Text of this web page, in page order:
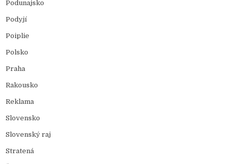
Podunajsko
Podyjí
Poiplie
Polsko
Praha
Rakousko
Reklama
Slovensko
Slovenský raj
Stratená